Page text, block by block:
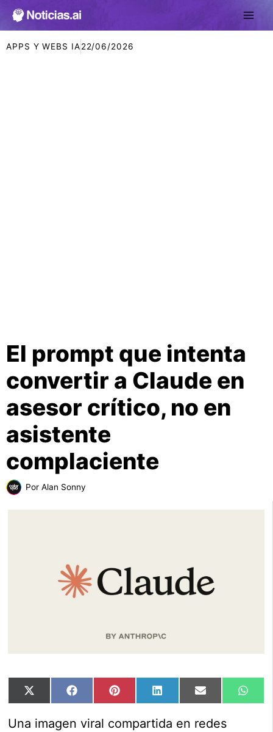
APPS Y WEBS IA22/06/2026
El prompt que intenta
convertir a Claude en
asesor crítico, no en
asistente
complaciente
Por Alan Sonny
Compartir
en
X
Compartir
en
FacebookCompartir
en
PinterestCompartir
en
LinkedInCompartir
en
Email
en
Una imagen viral compartida en redes